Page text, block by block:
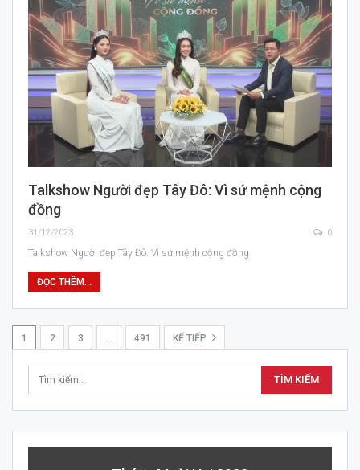
Talkshow Người đẹp Tây Đô: Vì sứ mệnh cộng
đồng
31/12/2023 0
Talkshow Người đẹp Tây Đô: Vì sứ mệnh cộng đồng
ĐỌC THÊM...
1 2 3 … 491 KẾ TIẾP